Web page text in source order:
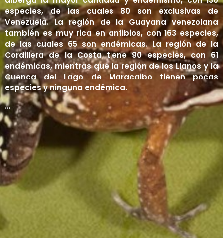
Líquenes
Manglares
Matorrales
Páramos
Sabanas
Selvas y Bosques
Tepuyes
Contacto
Iniciar sesión
Registro
especies, de las cuales 80 son exclusivas de
Venezuela. La región de la Guayana venezolana
también es muy rica en anfibios, con 163 especies,
de las cuales 65 son endémicas. La región de la
Cordillera de la Costa tiene 90 especies, con 61
endémicas, mientras que la región de los Llanos y la
Cuenca del Lago de Maracaibo tienen pocas
especies y ninguna endémica.
…